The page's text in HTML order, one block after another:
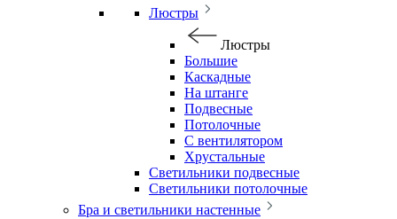
Люстры
Люстры
Большие
Каскадные
На штанге
Подвесные
Потолочные
С вентилятором
Хрустальные
Светильники подвесные
Светильники потолочные
Бра и светильники настенные